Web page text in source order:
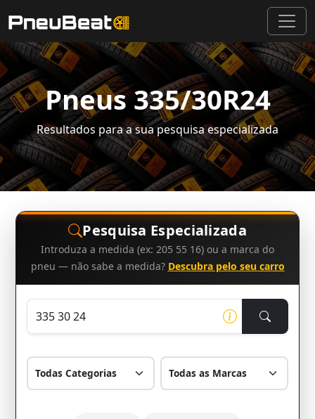
Pneus 335/30R24
Resultados para a sua pesquisa especializada
Pesquisa Especializada
Introduza a medida (ex: 205 55 16) ou a marca do
pneu — não sabe a medida? Descubra pelo seu carro